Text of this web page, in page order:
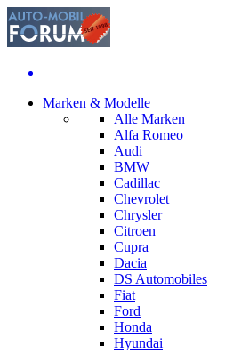
Marken & Modelle
Alle Marken
Alfa Romeo
Audi
BMW
Cadillac
Chevrolet
Chrysler
Citroen
Cupra
Dacia
DS Automobiles
Fiat
Ford
Honda
Hyundai